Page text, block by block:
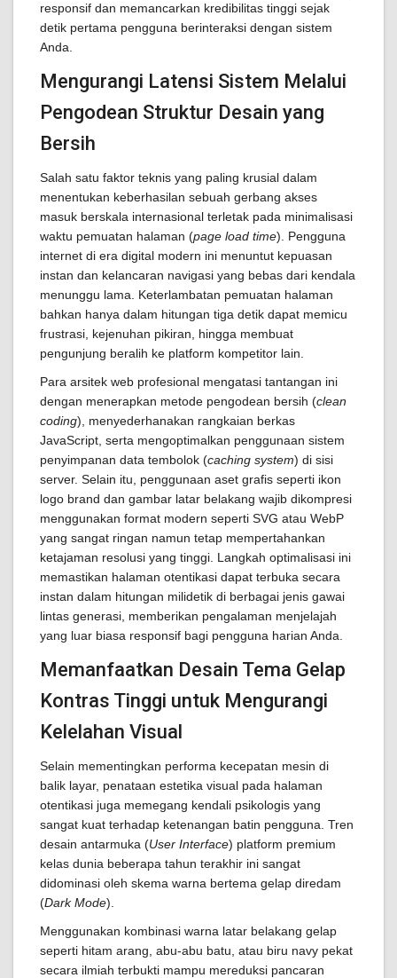
responsif dan memancarkan kredibilitas tinggi sejak
detik pertama pengguna berinteraksi dengan sistem
Anda.
Mengurangi Latensi Sistem Melalui
Pengodean Struktur Desain yang
Bersih
Salah satu faktor teknis yang paling krusial dalam
menentukan keberhasilan sebuah gerbang akses
masuk berskala internasional terletak pada minimalisasi
waktu pemuatan halaman (page load time). Pengguna
internet di era digital modern ini menuntut kepuasan
instan dan kelancaran navigasi yang bebas dari kendala
menunggu lama. Keterlambatan pemuatan halaman
bahkan hanya dalam hitungan tiga detik dapat memicu
frustrasi, kejenuhan pikiran, hingga membuat
pengunjung beralih ke platform kompetitor lain.
Para arsitek web profesional mengatasi tantangan ini
dengan menerapkan metode pengodean bersih (clean
coding), menyederhanakan rangkaian berkas
JavaScript, serta mengoptimalkan penggunaan sistem
penyimpanan data tembolok (caching system) di sisi
server. Selain itu, penggunaan aset grafis seperti ikon
logo brand dan gambar latar belakang wajib dikompresi
menggunakan format modern seperti SVG atau WebP
yang sangat ringan namun tetap mempertahankan
ketajaman resolusi yang tinggi. Langkah optimalisasi ini
memastikan halaman otentikasi dapat terbuka secara
instan dalam hitungan milidetik di berbagai jenis gawai
lintas generasi, memberikan pengalaman menjelajah
yang luar biasa responsif bagi pengguna harian Anda.
Memanfaatkan Desain Tema Gelap
Kontras Tinggi untuk Mengurangi
Kelelahan Visual
Selain mementingkan performa kecepatan mesin di
balik layar, penataan estetika visual pada halaman
otentikasi juga memegang kendali psikologis yang
sangat kuat terhadap ketenangan batin pengguna. Tren
desain antarmuka (User Interface) platform premium
kelas dunia beberapa tahun terakhir ini sangat
didominasi oleh skema warna bertema gelap diredam
(Dark Mode).
Menggunakan kombinasi warna latar belakang gelap
seperti hitam arang, abu-abu batu, atau biru navy pekat
secara ilmiah terbukti mampu mereduksi pancaran